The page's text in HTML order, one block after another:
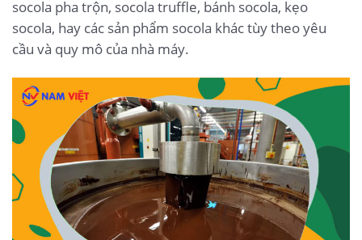
socola pha trộn, socola truffle, bánh socola, kẹo
socola, hay các sản phẩm socola khác tùy theo yêu
cầu và quy mô của nhà máy.